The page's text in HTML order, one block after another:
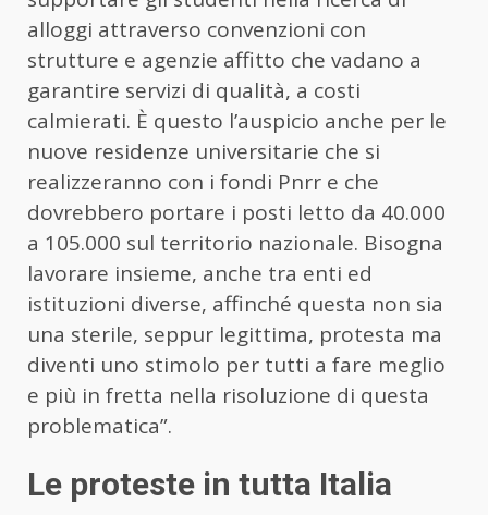
alloggi attraverso convenzioni con
strutture e agenzie affitto che vadano a
garantire servizi di qualità, a costi
calmierati. È questo l’auspicio anche per le
nuove residenze universitarie che si
realizzeranno con i fondi Pnrr e che
dovrebbero portare i posti letto da 40.000
a 105.000 sul territorio nazionale. Bisogna
lavorare insieme, anche tra enti ed
istituzioni diverse, affinché questa non sia
una sterile, seppur legittima, protesta ma
diventi uno stimolo per tutti a fare meglio
e più in fretta nella risoluzione di questa
problematica”.
Le proteste in tutta Italia